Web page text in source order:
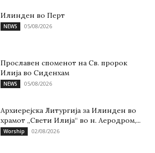
Илинден во Перт
NEWS 05/08/2026
Прославен споменот на Св. пророк
Илија во Сиденхам
NEWS 05/08/2026
Архиерејска Литургија за Илинден во
храмот „Свети Илија“ во н. Аеродром,...
Worship 02/08/2026